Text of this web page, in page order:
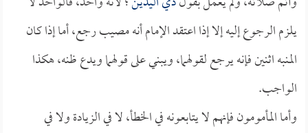
يلزم الرجوع إليه إلا إذا اعتقد الإمام أنه مصيب رجع، أما إذا كان
المنبه اثنين فإنه يرجع لقولهما، ويبني على قولهما ويدع ظنه، هكذا
الواجب.
وأما المأمومون فإنهم لا يتابعونه في الخطأ، لا في الزيادة ولا في